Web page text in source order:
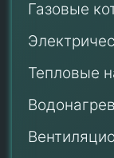
Газовые
Тепловые